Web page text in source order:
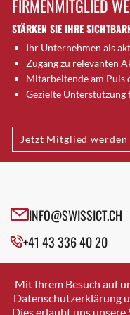
Brugg AG
Brütten
Bubendorf
Bubikon
Buchs (SG)
Bäretswil
Bülach
Cazis
Crissier
Davos Platz
Dierikon
Dietikon
FIRMENMITGLIED
STÄRKEN SIE IHRE
Ihr Unternehmen als
Zugang zu relevanten
Mitarbeitende am Puls
Gezielte
Jetzt Mitglied werden
INFO@SWISSICT.CH
+41 43 336 40 20
SWISSICT
VULKANSTRASSE 120
8048 ZURICH
Mit Ihrem Besuch auf
Datenschutzerklärung
Dies erlaubt uns unsere